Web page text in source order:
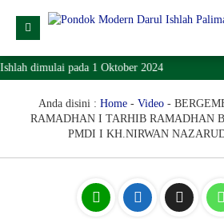
Profil
Dropdown
SPMB
dimulai pada 1 Oktober 2024
Anda disini : Home- Video-
RAMADHAN I TARHIB RAMADHAN
PMDI I KH.NIRWAN